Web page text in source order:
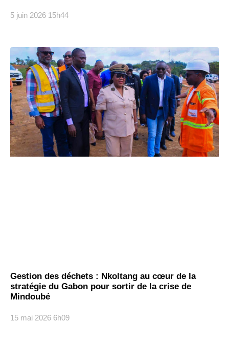
5 juin 2026 15h44
Gestion des déchets : Nkoltang au cœur de la
stratégie du Gabon pour sortir de la crise de
Mindoubé
15 mai 2026 6h09